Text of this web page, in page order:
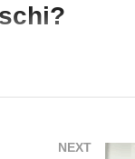
NEXT